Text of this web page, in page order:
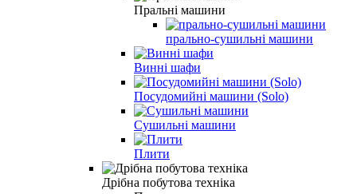
Пральні машини
прально-сушильні машини
Винні шафи
Посудомийні машини (Solo)
Сушильні машини
Плити
Дрібна побутова техніка